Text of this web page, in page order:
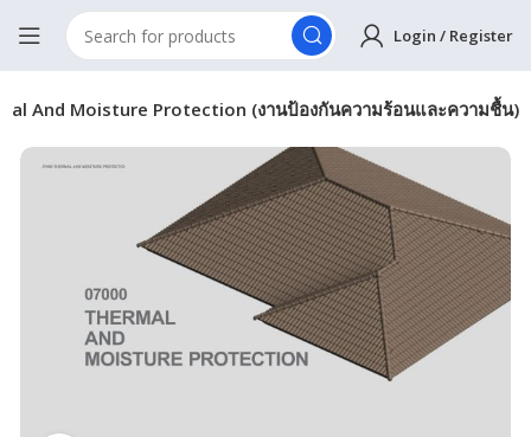
Login / Register
And Moisture Protection (งานป้องกันความร้อนและความชื้น)